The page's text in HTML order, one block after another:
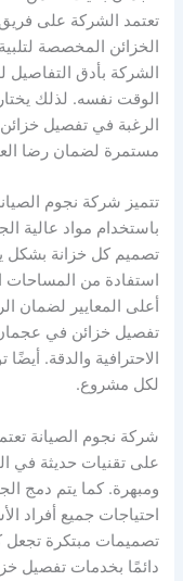
تعتمد الشركة على
الخزائن المخصصة
الشركة بأدق
الوقت نفسه. لذلك
الرغبة في تفصيل
مستمرة لضمان رضا
تتميز شركة نجوم
باستخدام مواد عالية
تصميم كل خزانة بشكل
استفادة من المساحات
أعلى المعايير لضمان
تفصيل خزائن في
الاحترافية والدقة.
لكل مشروع.
شركة نجوم الصيانة
على تقنيات حديثة في
ومبهرة. كما يتم دمج
احتياجات جميع أفراد
تصميمات مبتكرة تجعل
دائمًا بخدمات تفصيل